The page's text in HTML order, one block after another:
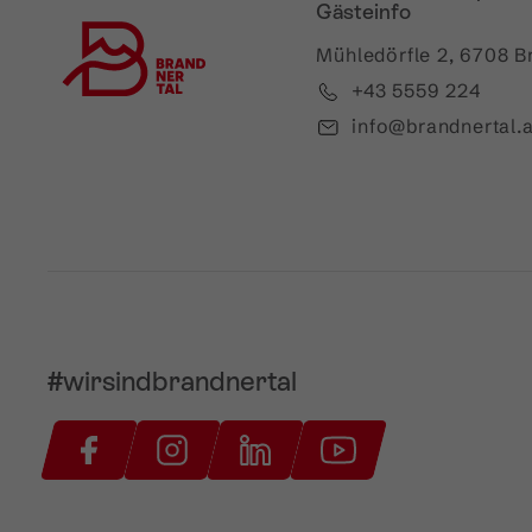
#wirsindbrandnertal
Gästeinfo
Mühledörfle 2, 6708
+43 5559 224